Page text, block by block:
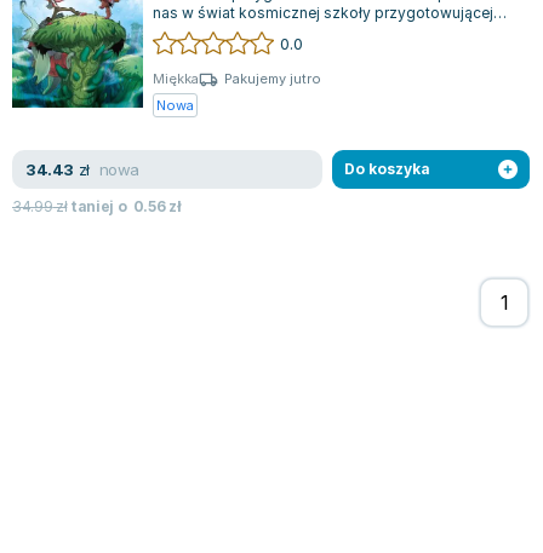
nas w świat kosmicznej szkoły przygotowującej
przyszłych agentów międzygalaktyczny...
0.0
Miękka
Pakujemy jutro
Nowa
34.43 zł nowa
34.99złtaniej o 0.56zł
Do koszyka